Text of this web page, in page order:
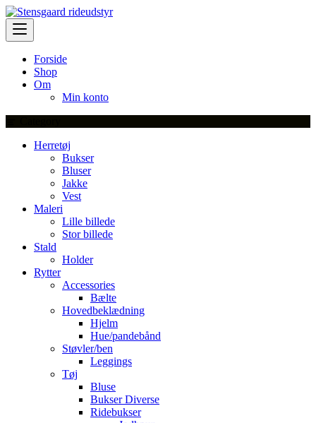
Skip
to
content
Forside
Shop
Om
Min konto
Herretøj
Bukser
Bluser
Jakke
Vest
Maleri
Lille billede
Stor billede
Stald
Holder
Rytter
Accessories
Bælte
Hovedbeklædning
Hjelm
Hue/pandebånd
Støvler/ben
Leggings
Tøj
Bluse
Bukser Diverse
Ridebukser